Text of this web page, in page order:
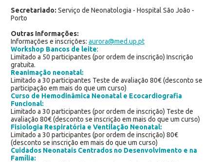
Secretariado: Serviço de Neonatologia - Hospital São João -
Porto
Outras Informações:
Informações e inscrições: aurora@med.up.pt
Workshop Bancos de leite:
Limitado a 50 participantes (por ordem de inscrição) Inscrição
gratuita.
Reanimação neonatal:
Limitado a 30 participantes Teste de avaliação 80€ (desconto se
participação em mais do que um curso)
Curso de Hemodinâmica Neonatal e Ecocardiografia
Funcional:
Limitado a 30 participantes (por ordem de inscrição) Teste de
avaliação 80€ (desconto se inscrição em mais do que um curso)
Fisiologia Respiratória e Ventilação Neonatal:
Limitado a 30 participantes (por ordem de inscrição) 80€
(desconto se inscrição em mais do que um curso)
Cuidados Neonatais Centrados no Desenvolvimento e na
Família: